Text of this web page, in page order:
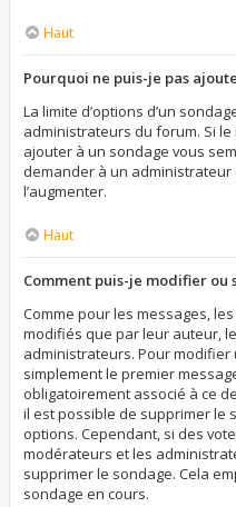
Haut
Pourquoi ne puis-je pas
La limite d’options d’un
administrateurs du forum. Si
ajouter à un sondage vous
demander à un administrateur
l’augmenter.
Haut
Comment puis-je modifier ou
Comme pour les messages,
modifiés que par leur auteur,
administrateurs. Pour
simplement le premier
obligatoirement associé à ce
il est possible de supprimer le
options. Cependant, si des
modérateurs et les
supprimer le sondage. Cela
sondage en cours.